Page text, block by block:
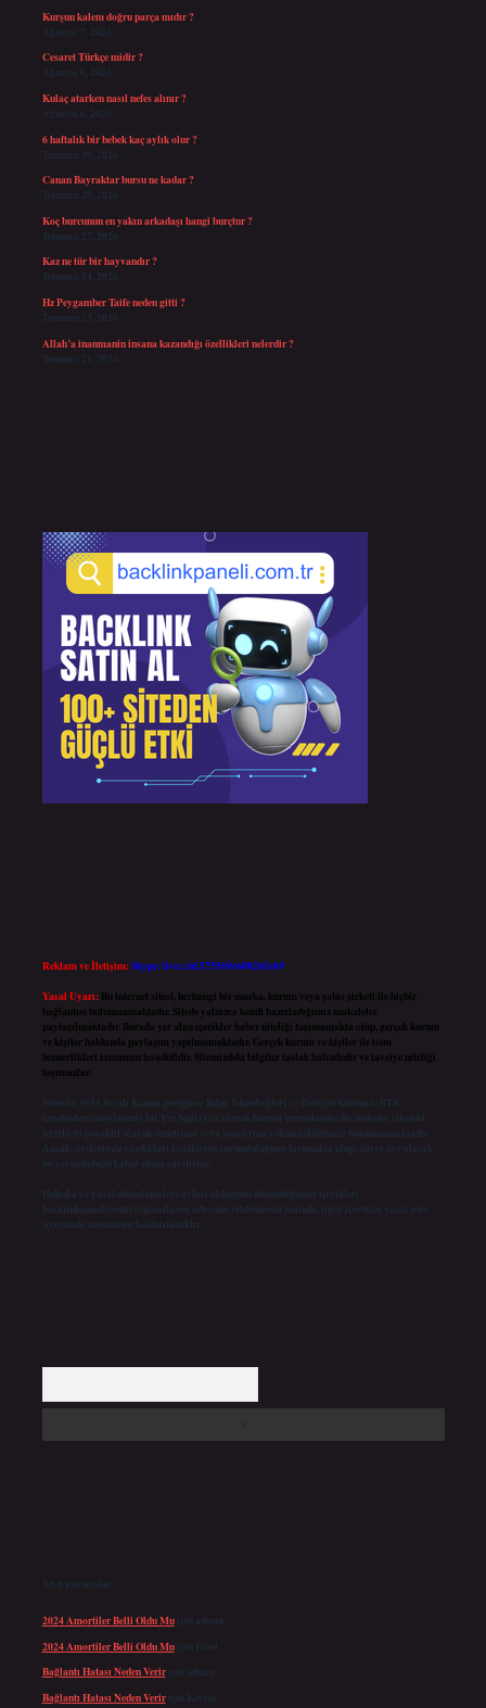
Kurşun kalem doğru parça mıdır ?
Ağustos 7, 2026
Cesaret Türkçe midir ?
Ağustos 6, 2026
Kulaç atarken nasıl nefes alınır ?
Ağustos 6, 2026
6 haftalık bir bebek kaç aylık olur ?
Temmuz 30, 2026
Canan Bayraktar bursu ne kadar ?
Temmuz 29, 2026
Koç burcunun en yakın arkadaşı hangi burçtur ?
Temmuz 27, 2026
Kaz ne tür bir hayvandır ?
Temmuz 24, 2026
Hz Peygamber Taife neden gitti ?
Temmuz 23, 2026
Allah’a inanmanin insana kazandığı özellikleri nelerdir ?
Temmuz 21, 2026
Reklam ve İletişim:Skype: live:.cid.575569c608265c69
Yasal Uyarı: Bu internet sitesi, herhangi bir marka, kurum veya şahıs şirketi ile hiçbir
bağlantısı bulunmamaktadır. Sitede yalnızca kendi hazırladığımız makaleler
paylaşılmaktadır. Burada yer alan içerikler haber niteliği taşımamakta olup, gerçek kurum
ve kişiler hakkında paylaşım yapılmamaktadır. Gerçek kurum ve kişiler ile isim
benzerlikleri tamamen tesadüfidir. Sitemizdeki bilgiler taslak halindedir ve tavsiye niteliği
taşımazlar.
Sitemiz, 5651 Sayılı Kanun gereğince Bilgi Teknolojileri ve İletişim Kurumu (BTK)
tarafından onaylanmış bir Yer Sağlayıcı olarak hizmet vermektedir. Bu nedenle, sitedeki
içerikleri proaktif olarak denetleme veya araştırma yükümlülüğümüz bulunmamaktadır.
Ancak, üyelerimiz yazdıkları içeriklerin sorumluluğunu taşımakta olup, siteye üye olarak
bu sorumluluğu kabul etmiş sayılırlar.
Hukuka ve yasal düzenlemelere aykırı olduğunu düşündüğünüz içerikleri,
backlinkpanelicomtr@gmail.com adresine bildirmeniz halinde, ilgili içerikler yasal süre
içerisinde sitemizden kaldırılacaktır.
Son yorumlar
2024 Amortiler Belli Oldu Muiçin admin
2024 Amortiler Belli Oldu Muiçin Emel
Bağlantı Hatası Neden Veririçin admin
Bağlantı Hatası Neden Veririçin Kerem